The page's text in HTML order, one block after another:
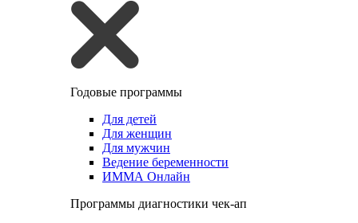
Годовые программы
Для детей
Для женщин
Для мужчин
Ведение беременности
ИММА Онлайн
Программы диагностики чек-ап